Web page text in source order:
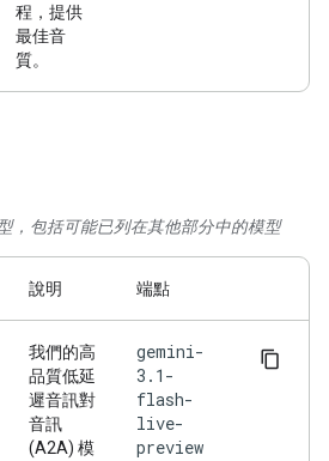
程，提供
最佳音
質。
，包括可能已列在其他部分中的模型
說明 端點
我們的高
品質低延
遲音訊對
音訊
(A2A) 模
gemini-
3.1-
flash-
live-
preview